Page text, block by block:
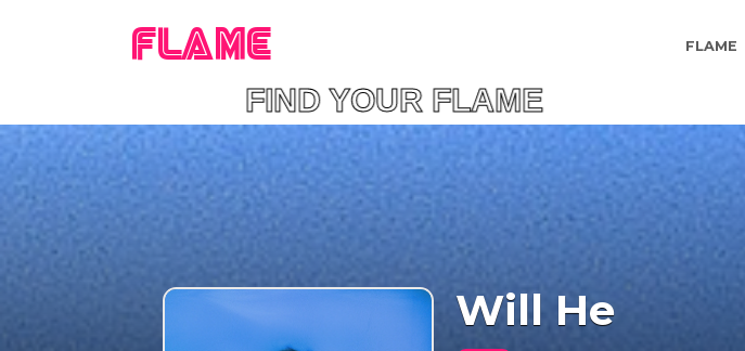
FLAME FLAME
FIND YOUR FLAME
Will He